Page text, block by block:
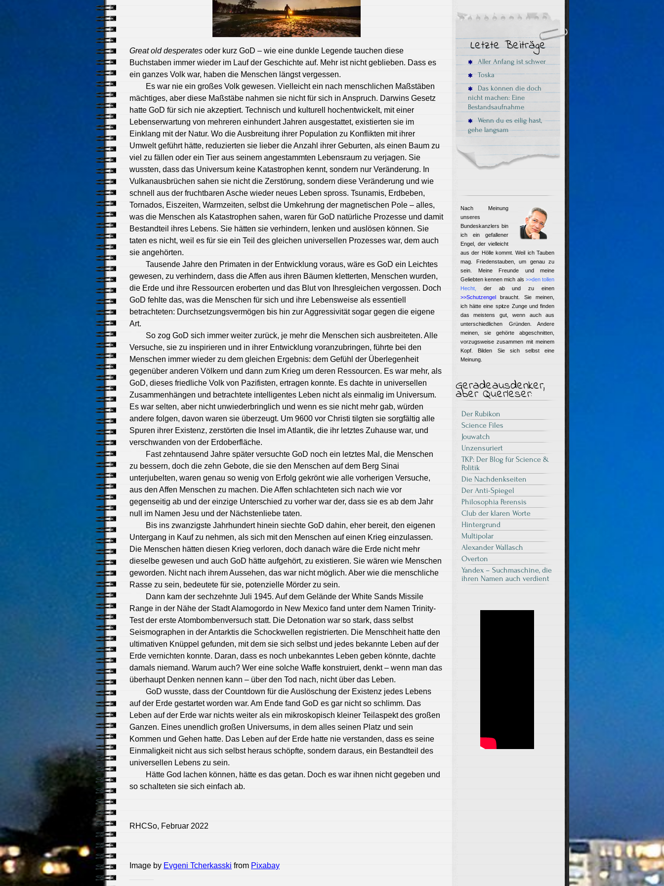
Great old desperates oder kurz GoD – wie eine dunkle Legende tauchen diese
Buchstaben immer wieder im Lauf der Geschichte auf. Mehr ist nicht geblieben. Dass es
ein ganzes Volk war, haben die Menschen längst vergessen.
Es war nie ein großes Volk gewesen. Vielleicht ein nach menschlichen Maßstäben
mächtiges, aber diese Maßstäbe nahmen sie nicht für sich in Anspruch. Darwins Gesetz
hatte GoD für sich nie akzeptiert. Technisch und kulturell hochentwickelt, mit einer
Lebenserwartung von mehreren einhundert Jahren ausgestattet, existierten sie im
Einklang mit der Natur. Wo die Ausbreitung ihrer Population zu Konflikten mit ihrer
Umwelt geführt hätte, reduzierten sie lieber die Anzahl ihrer Geburten, als einen Baum zu
viel zu fällen oder ein Tier aus seinem angestammten Lebensraum zu verjagen. Sie
wussten, dass das Universum keine Katastrophen kennt, sondern nur Veränderung. In
Vulkanausbrüchen sahen sie nicht die Zerstörung, sondern diese Veränderung und wie
schnell aus der fruchtbaren Asche wieder neues Leben spross. Tsunamis, Erdbeben,
Tornados, Eiszeiten, Warmzeiten, selbst die Umkehrung der magnetischen Pole – alles,
was die Menschen als Katastrophen sahen, waren für GoD natürliche Prozesse und damit
Bestandteil ihres Lebens. Sie hätten sie verhindern, lenken und auslösen können. Sie
taten es nicht, weil es für sie ein Teil des gleichen universellen Prozesses war, dem auch
sie angehörten.
Tausende Jahre den Primaten in der Entwicklung voraus, wäre es GoD ein Leichtes
gewesen, zu verhindern, dass die Affen aus ihren Bäumen kletterten, Menschen wurden,
die Erde und ihre Ressourcen eroberten und das Blut von Ihresgleichen vergossen. Doch
GoD fehlte das, was die Menschen für sich und ihre Lebensweise als essentiell
betrachteten: Durchsetzungsvermögen bis hin zur Aggressivität sogar gegen die eigene
Art.
So zog GoD sich immer weiter zurück, je mehr die Menschen sich ausbreiteten. Alle
Versuche, sie zu inspirieren und in ihrer Entwicklung voranzubringen, führte bei den
Menschen immer wieder zu dem gleichen Ergebnis: dem Gefühl der Überlegenheit
gegenüber anderen Völkern und dann zum Krieg um deren Ressourcen. Es war mehr, als
GoD, dieses friedliche Volk von Pazifisten, ertragen konnte. Es dachte in universellen
Zusammenhängen und betrachtete intelligentes Leben nicht als einmalig im Universum.
Es war selten, aber nicht unwiederbringlich und wenn es sie nicht mehr gab, würden
andere folgen, davon waren sie überzeugt. Um 9600 vor Christi tilgten sie sorgfältig alle
Spuren ihrer Existenz, zerstörten die Insel im Atlantik, die ihr letztes Zuhause war, und
verschwanden von der Erdoberfläche.
Fast zehntausend Jahre später versuchte GoD noch ein letztes Mal, die Menschen
zu bessern, doch die zehn Gebote, die sie den Menschen auf dem Berg Sinai
unterjubelten, waren genau so wenig von Erfolg gekrönt wie alle vorherigen Versuche,
aus den Affen Menschen zu machen. Die Affen schlachteten sich nach wie vor
gegenseitig ab und der einzige Unterschied zu vorher war der, dass sie es ab dem Jahr
null im Namen Jesu und der Nächstenliebe taten.
Bis ins zwanzigste Jahrhundert hinein siechte GoD dahin, eher bereit, den eigenen
Untergang in Kauf zu nehmen, als sich mit den Menschen auf einen Krieg einzulassen.
Die Menschen hätten diesen Krieg verloren, doch danach wäre die Erde nicht mehr
dieselbe gewesen und auch GoD hätte aufgehört, zu existieren. Sie wären wie Menschen
geworden. Nicht nach ihrem Aussehen, das war nicht möglich. Aber wie die menschliche
Rasse zu sein, bedeutete für sie, potenzielle Mörder zu sein.
Dann kam der sechzehnte Juli 1945. Auf dem Gelände der White Sands Missile
Range in der Nähe der Stadt Alamogordo in New Mexico fand unter dem Namen Trinity-
Test der erste Atombombenversuch statt. Die Detonation war so stark, dass selbst
Seismographen in der Antarktis die Schockwellen registrierten. Die Menschheit hatte den
ultimativen Knüppel gefunden, mit dem sie sich selbst und jedes bekannte Leben auf der
Erde vernichten konnte. Daran, dass es noch unbekanntes Leben geben könnte, dachte
damals niemand. Warum auch? Wer eine solche Waffe konstruiert, denkt – wenn man das
überhaupt Denken nennen kann – über den Tod nach, nicht über das Leben.
GoD wusste, dass der Countdown für die Auslöschung der Existenz jedes Lebens
auf der Erde gestartet worden war. Am Ende fand GoD es gar nicht so schlimm. Das
Leben auf der Erde war nichts weiter als ein mikroskopisch kleiner Teilaspekt des großen
Ganzen. Eines unendlich großen Universums, in dem alles seinen Platz und sein
Kommen und Gehen hatte. Das Leben auf der Erde hatte nie verstanden, dass es seine
Einmaligkeit nicht aus sich selbst heraus schöpfte, sondern daraus, ein Bestandteil des
universellen Lebens zu sein.
Hätte God lachen können, hätte es das getan. Doch es war ihnen nicht gegeben und
so schalteten sie sich einfach ab.
RHCSo, Februar 2022
Image by Evgeni Tcherkasski from Pixabay
Letzte Beiträge
Aller Anfang ist schwer
Toska
Das können die doch
nicht machen: Eine
Bestandsaufnahme
Wenn du es eilig hast,
gehe langsam
Nach Meinung
unseres
Bundeskanzlers bin
ich ein gefallener
Engel, der vielleicht
aus der Hölle kommt. Weil ich Tauben
mag. Friedenstauben, um genau zu
sein. Meine Freunde und meine
Geliebten kennen mich als >>den tollen
Hecht
der ab und zu einen
>>Schutzengel braucht. Sie meinen,
ich hätte eine spitze Zunge und finden
das meistens gut, wenn auch aus
unterschiedlichen Gründen. Andere
meinen, sie gehörte abgeschnitten,
vorzugsweise zusammen mit meinem
Kopf. Bilden Sie sich selbst eine
Meinung.
Geradeausdenker,
aber Querleser:
Der Rubikon
Science Files
Jouwatch
Unzensuriert
TKP: Der Blog für Science &
Politik
Die Nachdenkseiten
Der Anti-Spiegel
Philosophia Perensis
Club der klaren Worte
Hintergrund
Multipolar
Alexander Wallasch
Overton
Yandex – Suchmaschine, die
ihren Namen auch verdient